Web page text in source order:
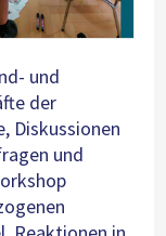
und
der
Diskussionen
und